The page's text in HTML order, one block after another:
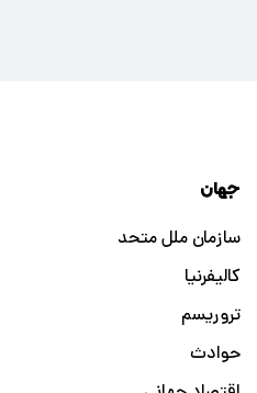
جهان
سازمان ملل متحد
کالیفرنیا
تروریسم
حوادث